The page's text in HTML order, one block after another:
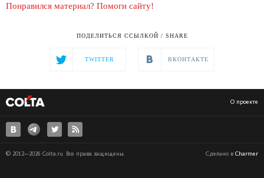
Понравился материал? Помоги сайту!
ПОДЕЛИТЬСЯ ССЫЛКОЙ / SHARE
TWITTER ВКОНТАКТЕ
О проекте
© 2012—2026 Colta.ru. Все права защищены. Сделано в Charmer